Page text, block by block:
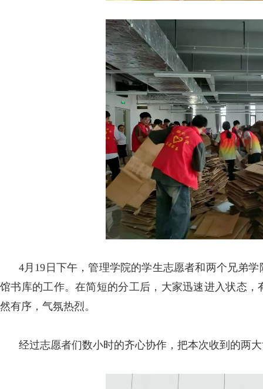
4月19日下午，管理学院的学生志愿者和两个兄弟
馆书库的工作。在简短的分工后， 大家迅速进入状态，
然有序 ，气氛热烈。
经过志愿者们数小时的齐心协作，把本次收到的两